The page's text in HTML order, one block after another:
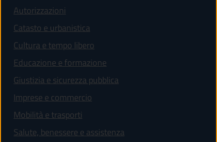
Autorizzazioni
Catasto e urbanistica
Cultura e tempo libero
Educazione e formazione
Giustizia e sicurezza pubblica
Imprese e commercio
Mobilità e trasporti
Salute, benessere e assistenza